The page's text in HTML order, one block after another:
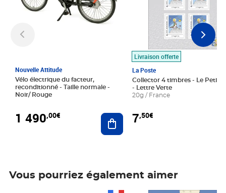
Nouvelle Attitude
Vélo électrique du facteur,
reconditionné - Taille normale -
Noir/ Rouge
1 490,00€ Ajouter au panier
Livraison offerte
La Poste
Collector 4 timbres - Le Petit
- Lettre Verte
20g / France
7,50€
Vous pourriez également aimer